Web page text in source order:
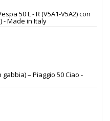
50 L - R (V5A1-V5A2) con
- Made in Italy
– Piaggio 50 Ciao -